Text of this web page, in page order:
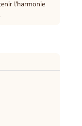
l'harmonie